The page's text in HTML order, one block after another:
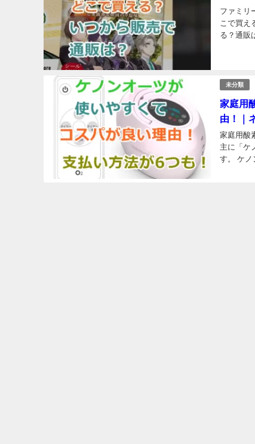
ファミリ
こで買え
る？通販
未分類
家庭用
由！｜
家庭用酸
主に「ケ
す。 ケノ